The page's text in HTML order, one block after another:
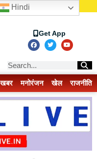
Get App
मनोरंजन खेल राजनीति
Hindi